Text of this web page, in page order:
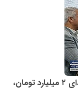
مهربانی در جاده؛ کامیونداران بافق با اهدای ۲ میلیارد تومان،